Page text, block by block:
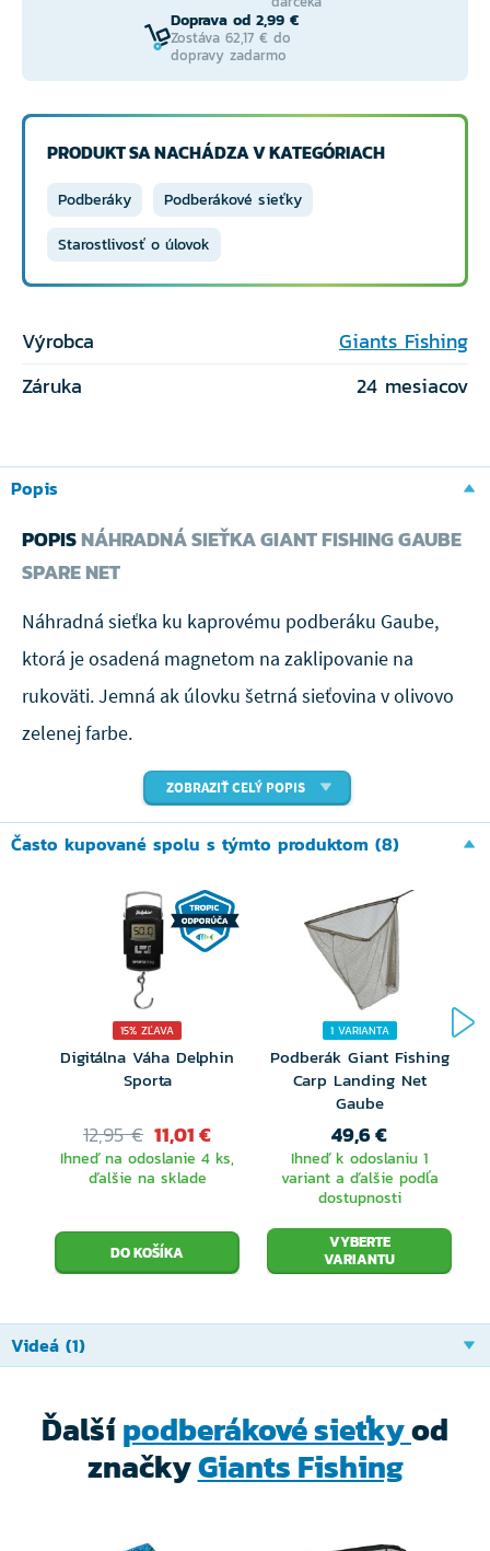
Doprava od 2,99 €
Zostáva 62,17 € do
dopravy zadarmo
PRODUKT SA NACHÁDZA V KATEGÓRIACH
Podberáky
Podberákové sieťky
Starostlivosť o úlovok
Výrobca
Giants Fishing
Záruka
24 mesiacov
Popis
POPISNÁHRADNÁ SIEŤKA GIANT FISHING GAUBE
SPARE NET
Náhradná sieťka ku kaprovému podberáku Gaube,
ktorá je osadená magnetom na zaklipovanie na
rukoväti. Jemná ak úlovku šetrná sieťovina v olivovo
zelenej farbe.
ZOBRAZIŤ CELÝ POPIS
Často kupované spolu s týmto produktom (8)
15% ZĽAVA
Digitálna Váha Delphin
Sporta
12,95 € 11,01 €
Ihneď na odoslanie 4 ks,
ďalšie na sklade
1 VARIANTA
Podberák Giant Fishing
Carp Landing Net
Gaube
49,6 €
Ihneď k odoslaniu 1
variant a ďalšie podľa
dostupnosti
VYBERTE
VARIANTU
Videá (1)
Ďalšípodberákové sieťkyod
značkyGiants Fishing